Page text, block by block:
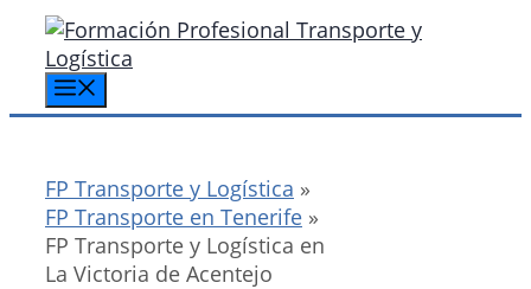
Saltar
contenido
FP Transporte y Logística »
FP Transporte en Tenerife »
FP Transporte y Logística en
La Victoria de Acentejo